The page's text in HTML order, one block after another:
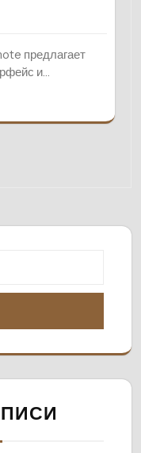
предлагает
и…